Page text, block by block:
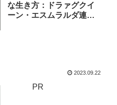
な生き方：ドラァグクイ
ーン・エスムラルダ連載
2023.09.22
PR